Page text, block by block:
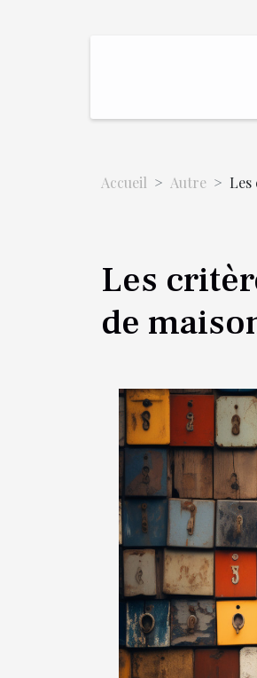
Accueil Autre Les
Les
de